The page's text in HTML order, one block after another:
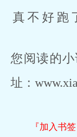
真不好跑
您阅读的
址：
『加入书